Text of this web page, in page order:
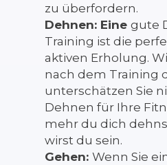
zu überfordern.
Dehnen: Eine gute
Training ist die
aktiven Erholung.
nach dem Training
unterschätzen Sie
Dehnen für Ihre
mehr du dich
wirst du sein.
Gehen: Wenn Sie